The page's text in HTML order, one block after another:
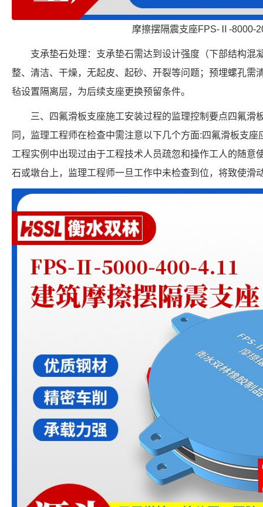
摩擦摆隔震支座FPS-Ⅱ-8000-
支承垫石处理：支承垫石需达到设计强度（下部结构混
整、清洁、干燥，无起皮、起砂、开裂等问题；预埋螺孔需
毡设置隔离层，为后续支座更换预留条件。
三、四氟滑板支座施工安装过程的监理控制要点四氟滑
同，监理工程师在检查中需注意以下几个方面:四氟滑板支
工程实例中出现过由于工程技术人员疏忽和操作工人的随意
石或墩台上，监理工程师一旦工作中未检查到位，将致使滑